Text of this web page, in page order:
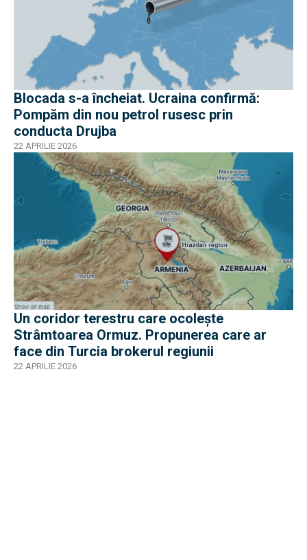
Blocada s-a încheiat. Ucraina confirmă:
Pompăm din nou petrol rusesc prin
conducta Drujba
22 APRILIE 2026
Un coridor terestru care ocolește
Strâmtoarea Ormuz. Propunerea care ar
face din Turcia brokerul regiunii
22 APRILIE 2026